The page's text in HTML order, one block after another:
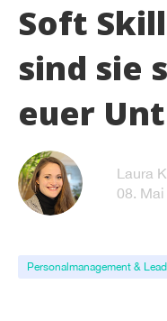
Soft
sind sie
euer
Laura
08.
Personalmanagement &